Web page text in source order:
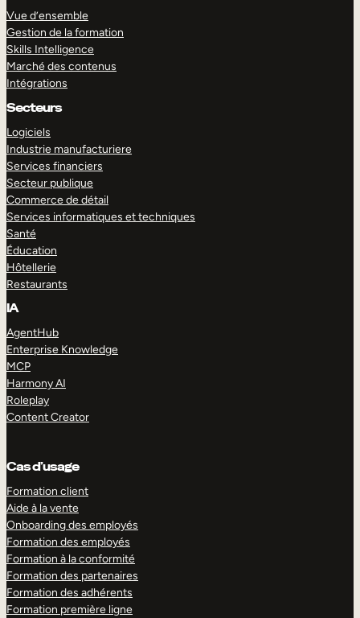
Vue d’ensemble
Gestion de la formation
Skills Intelligence
Marché des contenus
Intégrations
Secteurs
Logiciels
Industrie manufacturiere
Services financiers
Secteur publique
Commerce de détail
Services informatiques et techniques
Santé
Éducation
Hôtellerie
Restaurants
IA
AgentHub
Enterprise Knowledge
MCP
Harmony AI
Roleplay
Content Creator
Cas d’usage
Formation client
Aide à la vente
Onboarding des employés
Formation des employés
Formation à la conformité
Formation des partenaires
Formation des adhérents
Formation première ligne